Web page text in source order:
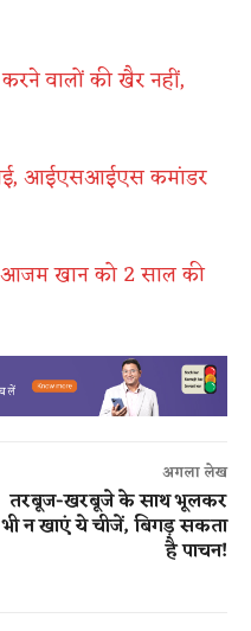
वालों की खैर नहीं,
आईएसआईएस कमांडर
खान को 2 साल की
अगला लेख
तरबूज-खरबूजे के साथ भूलकर
भी न खाएं ये चीजें, बिगड़ सकता
है पाचन!